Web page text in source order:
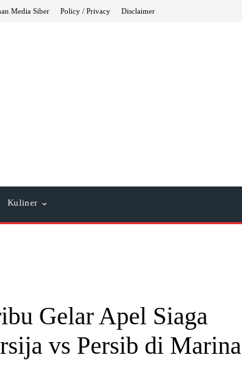
Media Siber Policy / Privacy Disclaimer
Kuliner
Gelar Apel Siaga
vs Persib di Marina